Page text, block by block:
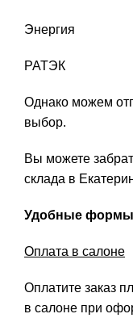
Энергия
РАТЭК
Однако можем
выбор.
Вы можете
склада в
Удобные
Оплата в салоне
Оплатите заказ
в салоне при